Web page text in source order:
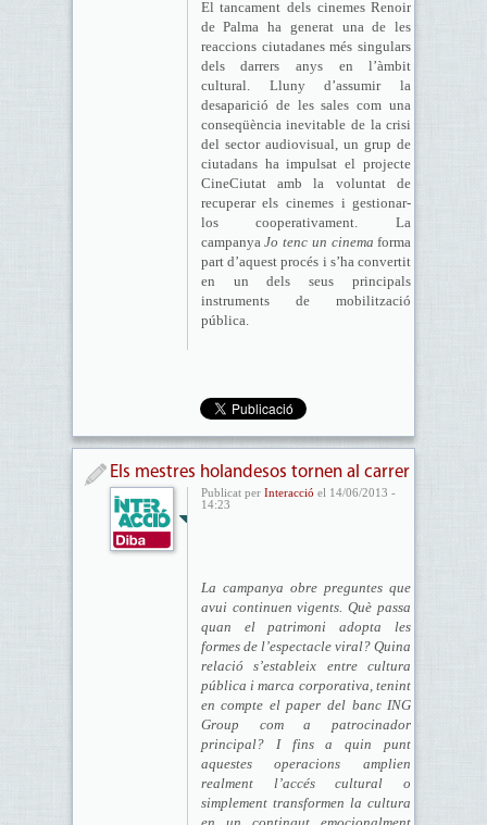
El tancament dels cinemes Renoir
de Palma ha generat una de les
reaccions ciutadanes més singulars
dels darrers anys en l’àmbit
cultural. Lluny d’assumir la
desaparició de les sales com una
conseqüència inevitable de la crisi
del sector audiovisual, un grup de
ciutadans ha impulsat el projecte
CineCiutat amb la voluntat de
recuperar els cinemes i gestionar-
los cooperativament. La
campanyaJo tenc un cinema forma
part d’aquest procés i s’ha convertit
en un dels seus principals
instruments de mobilització
pública.
​Els mestres holandesos tornen al carrer
Publicat per Interacció el 14/06/2013 -
14:23
La campanya obre preguntes que
avui continuen vigents. Què passa
quan el patrimoni adopta les
formes de l’espectacle viral? Quina
relació s’estableix entre cultura
pública i marca corporativa, tenint
en compte el paper del banc ING
Group com a patrocinador
principal? I fins a quin punt
aquestes operacions amplien
realment l’accés cultural o
simplement transformen la cultura